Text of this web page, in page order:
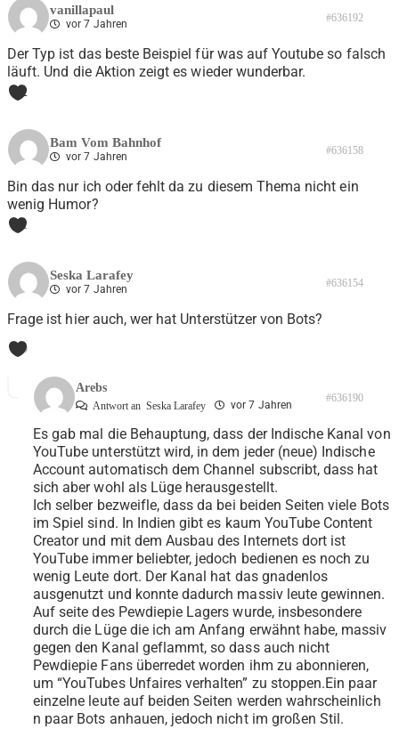
vanillapaul
vor 7 Jahren #636192
Der Typ ist das beste Beispiel für was auf Youtube so falsch
läuft. Und die Aktion zeigt es wieder wunderbar.
2
Bam Vom Bahnhof
vor 7 Jahren #636158
Bin das nur ich oder fehlt da zu diesem Thema nicht ein
wenig Humor?
1
Seska Larafey
vor 7 Jahren #636154
Frage ist hier auch, wer hat Unterstützer von Bots?
0
Arebs
Antwort an Seska Larafey vor 7 Jahren
#636190
Es gab mal die Behauptung, dass der Indische Kanal von
YouTube unterstützt wird, in dem jeder (neue) Indische
Account automatisch dem Channel subscribt, dass hat
sich aber wohl als Lüge herausgestellt.
Ich selber bezweifle, dass da bei beiden Seiten viele Bots
im Spiel sind. In Indien gibt es kaum YouTube Content
Creator und mit dem Ausbau des Internets dort ist
YouTube immer beliebter, jedoch bedienen es noch zu
wenig Leute dort. Der Kanal hat das gnadenlos
ausgenutzt und konnte dadurch massiv leute gewinnen.
Auf seite des Pewdiepie Lagers wurde, insbesondere
durch die Lüge die ich am Anfang erwähnt habe, massiv
gegen den Kanal geflammt, so dass auch nicht
Pewdiepie Fans überredet worden ihm zu abonnieren,
um “YouTubes Unfaires verhalten” zu stoppen.Ein paar
einzelne leute auf beiden Seiten werden wahrscheinlich
n paar Bots anhauen, jedoch nicht im großen Stil.